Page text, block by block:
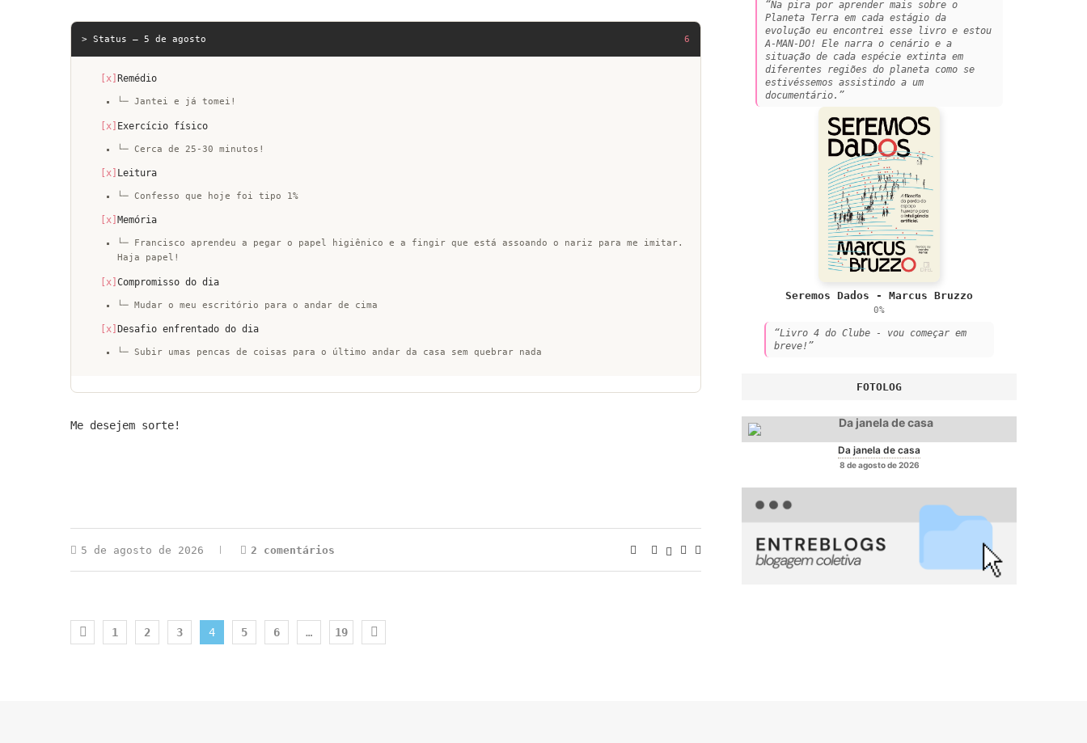
> Status — 5 de agosto 6
[x] Remédio
└─ Jantei e já tomei!
[x] Exercício físico
└─ Cerca de 25-30 minutos!
[x] Leitura
└─ Confesso que hoje foi tipo 1%
[x] Memória
└─ Francisco aprendeu a pegar o papel higiênico e a fingir que está assoando o nariz para me imitar.
Haja papel!
[x] Compromisso do dia
└─ Mudar o meu escritório para o andar de cima
[x] Desafio enfrentado do dia
└─ Subir umas pencas de coisas para o último andar da casa sem quebrar nada
Me desejem sorte!
5 de agosto de 2026 2 comentários
1 2 3 4 5 6 … 19
“Na pira por aprender mais sobre o
Planeta Terra em cada estágio da
evolução eu encontrei esse livro e estou
A-MAN-DO! Ele narra o cenário e a
situação de cada espécie extinta em
diferentes regiões do planeta como se
estivéssemos assistindo a um
documentário.”
Seremos Dados - Marcus Bruzzo
0%
“Livro 4 do Clube - vou começar em
breve!”
FOTOLOG
Da janela de casa
8 de agosto de 2026